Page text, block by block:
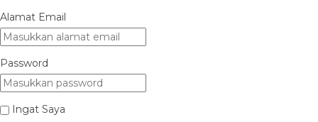
Alamat Email
Password
Ingat Saya